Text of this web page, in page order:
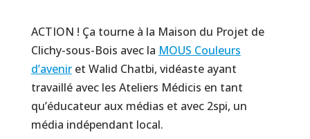
ACTION ! Ça tourne à la Maison du Projet de
Clichy-sous-Bois avec la MOUS Couleurs
d’aveniret Walid Chatbi, vidéaste ayant
travaillé avec les Ateliers Médicis en tant
qu’éducateur aux médias et avec 2spi, un
média indépendant local.